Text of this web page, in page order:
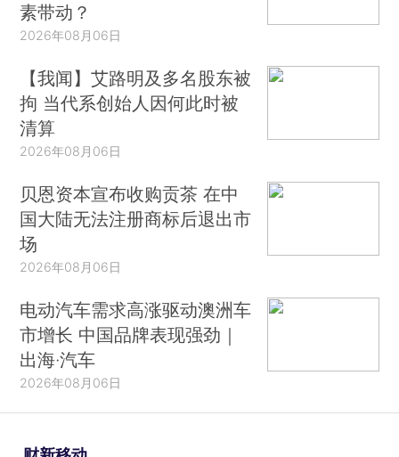
素带动？
2026年08月06日
【我闻】艾路明及多名股东被
拘 当代系创始人因何此时被
清算
2026年08月06日
贝恩资本宣布收购贡茶 在中
国大陆无法注册商标后退出市
场
2026年08月06日
电动汽车需求高涨驱动澳洲车
市增长 中国品牌表现强劲｜
出海·汽车
2026年08月06日